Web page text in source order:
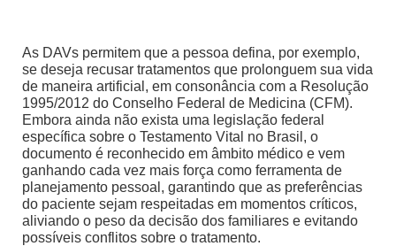
As DAVs permitem que a pessoa defina, por exemplo,
se deseja recusar tratamentos que prolonguem sua vida
de maneira artificial, em consonância com a Resolução
1995/2012 do Conselho Federal de Medicina (CFM).
Embora ainda não exista uma legislação federal
específica sobre o Testamento Vital no Brasil, o
documento é reconhecido em âmbito médico e vem
ganhando cada vez mais força como ferramenta de
planejamento pessoal, garantindo que as preferências
do paciente sejam respeitadas em momentos críticos,
aliviando o peso da decisão dos familiares e evitando
possíveis conflitos sobre o tratamento.